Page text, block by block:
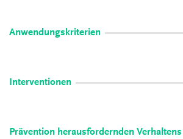
Anwendungskriterien
Interventionen
Prävention herausfordernden Verhaltens